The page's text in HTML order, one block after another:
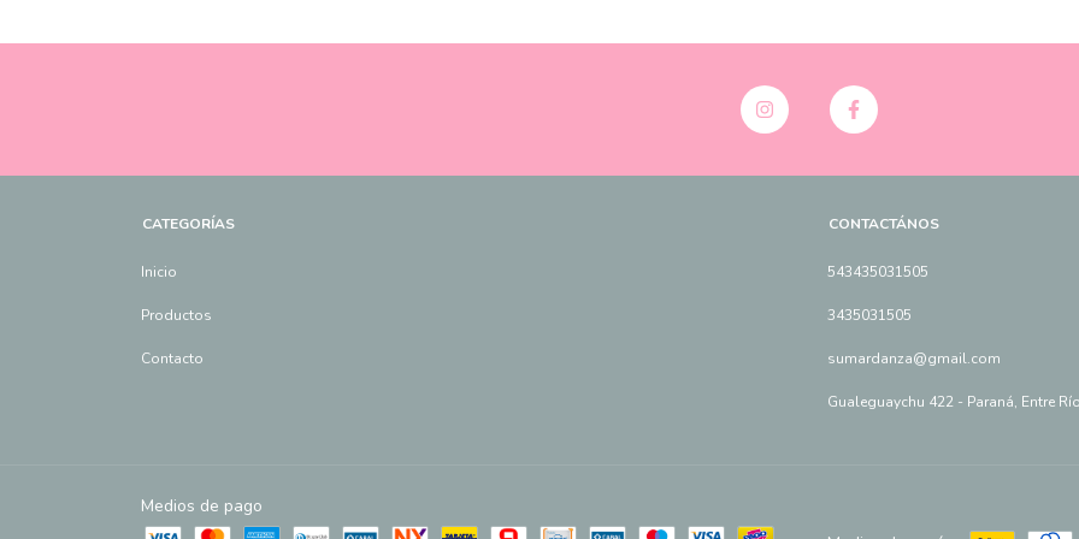
CATEGORÍAS
Inicio
Productos
Contacto
CONTACTÁNOS
543435031505
3435031505
sumardanza@gmail.com
Gualeguaychu 422 - Paraná, Entre
Medios de pago